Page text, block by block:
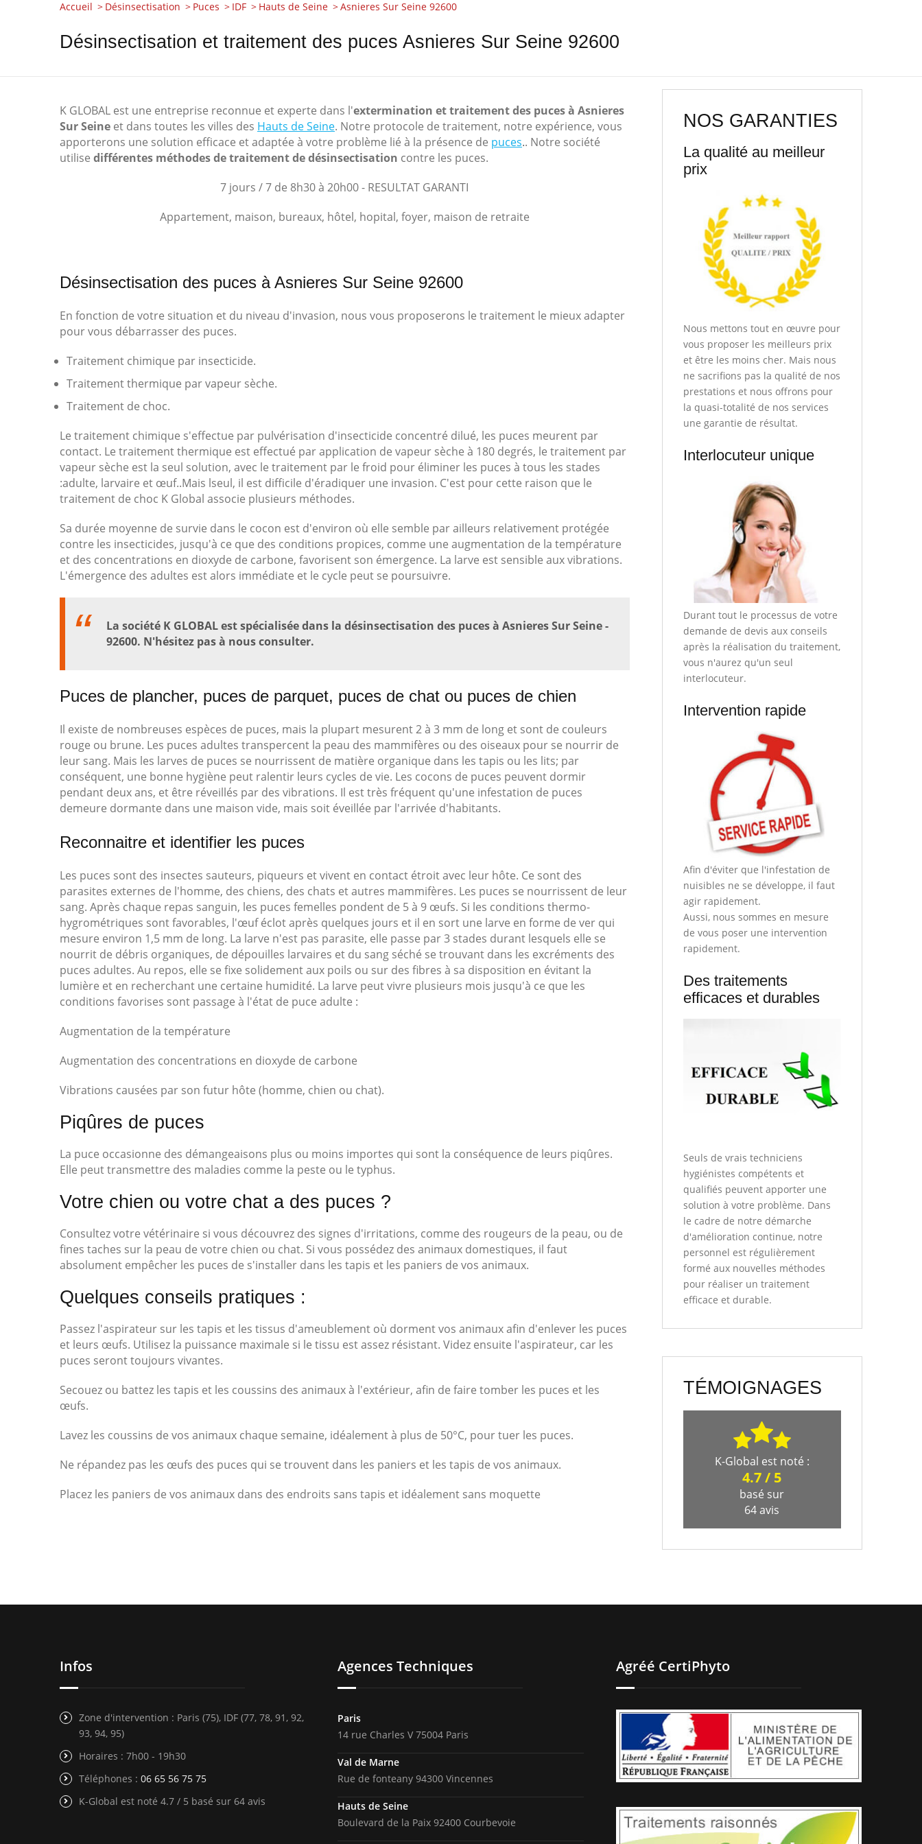
Accueil Désinsectisation Puces IDF Hauts de Seine Asnieres Sur Seine 92600
Désinsectisation et traitement des puces Asnieres Sur Seine 92600
K GLOBAL est une entreprise reconnue et experte dans l'extermination et traitement des puces à Asnieres
Sur Seine et dans toutes les villes des Hauts de Seine. Notre protocole de traitement, notre expérience, vous
apporterons une solution efficace et adaptée à votre problème lié à la présence de puces.. Notre société
utilise différentes méthodes de traitement de désinsectisation contre les puces.
7 jours / 7 de 8h30 à 20h00 - RESULTAT GARANTI
Appartement, maison, bureaux, hôtel, hopital, foyer, maison de retraite
Désinsectisation des puces à Asnieres Sur Seine 92600
En fonction de votre situation et du niveau d'invasion, nous vous proposerons le traitement le mieux adapter
pour vous débarrasser des puces.
Traitement chimique par insecticide.
Traitement thermique par vapeur sèche.
Traitement de choc.
Le traitement chimique s'effectue par pulvérisation d'insecticide concentré dilué, les puces meurent par
contact. Le traitement thermique est effectué par application de vapeur sèche à 180 degrés, le traitement par
vapeur sèche est la seul solution, avec le traitement par le froid pour éliminer les puces à tous les stades
:adulte, larvaire et œuf..Mais lseul, il est difficile d'éradiquer une invasion. C'est pour cette raison que le
traitement de choc K Global associe plusieurs méthodes.
Sa durée moyenne de survie dans le cocon est d'environ où elle semble par ailleurs relativement protégée
contre les insecticides, jusqu'à ce que des conditions propices, comme une augmentation de la température
et des concentrations en dioxyde de carbone, favorisent son émergence. La larve est sensible aux vibrations.
L'émergence des adultes est alors immédiate et le cycle peut se poursuivre.
La société K GLOBAL est spécialisée dans la désinsectisation des puces à Asnieres Sur Seine -
92600. N'hésitez pas à nous consulter.
Puces de plancher, puces de parquet, puces de chat ou puces de chien
Il existe de nombreuses espèces de puces, mais la plupart mesurent 2 à 3 mm de long et sont de couleurs
rouge ou brune. Les puces adultes transpercent la peau des mammifères ou des oiseaux pour se nourrir de
leur sang. Mais les larves de puces se nourrissent de matière organique dans les tapis ou les lits; par
conséquent, une bonne hygiène peut ralentir leurs cycles de vie. Les cocons de puces peuvent dormir
pendant deux ans, et être réveillés par des vibrations. Il est très fréquent qu'une infestation de puces
demeure dormante dans une maison vide, mais soit éveillée par l'arrivée d'habitants.
Reconnaitre et identifier les puces
Les puces sont des insectes sauteurs, piqueurs et vivent en contact étroit avec leur hôte. Ce sont des
parasites externes de l'homme, des chiens, des chats et autres mammifères. Les puces se nourrissent de leur
sang. Après chaque repas sanguin, les puces femelles pondent de 5 à 9 œufs. Si les conditions thermo-
hygrométriques sont favorables, l'œuf éclot après quelques jours et il en sort une larve en forme de ver qui
mesure environ 1,5 mm de long. La larve n'est pas parasite, elle passe par 3 stades durant lesquels elle se
nourrit de débris organiques, de dépouilles larvaires et du sang séché se trouvant dans les excréments des
puces adultes. Au repos, elle se fixe solidement aux poils ou sur des fibres à sa disposition en évitant la
lumière et en recherchant une certaine humidité. La larve peut vivre plusieurs mois jusqu'à ce que les
conditions favorises sont passage à l'état de puce adulte :
Augmentation de la température
Augmentation des concentrations en dioxyde de carbone
Vibrations causées par son futur hôte (homme, chien ou chat).
Piqûres de puces
La puce occasionne des démangeaisons plus ou moins importes qui sont la conséquence de leurs piqûres.
Elle peut transmettre des maladies comme la peste ou le typhus.
Votre chien ou votre chat a des puces ?
Consultez votre vétérinaire si vous découvrez des signes d'irritations, comme des rougeurs de la peau, ou de
fines taches sur la peau de votre chien ou chat. Si vous possédez des animaux domestiques, il faut
absolument empêcher les puces de s'installer dans les tapis et les paniers de vos animaux.
Quelques conseils pratiques :
Passez l'aspirateur sur les tapis et les tissus d'ameublement où dorment vos animaux afin d'enlever les puces
et leurs œufs. Utilisez la puissance maximale si le tissu est assez résistant. Videz ensuite l'aspirateur, car les
puces seront toujours vivantes.
Secouez ou battez les tapis et les coussins des animaux à l'extérieur, afin de faire tomber les puces et les
œufs.
Lavez les coussins de vos animaux chaque semaine, idéalement à plus de 50°C, pour tuer les puces.
Ne répandez pas les œufs des puces qui se trouvent dans les paniers et les tapis de vos animaux.
Placez les paniers de vos animaux dans des endroits sans tapis et idéalement sans moquette
NOS GARANTIES
La qualité au meilleur
prix
Nous mettons tout en œuvre pour
vous proposer les meilleurs prix
et être les moins cher. Mais nous
ne sacrifions pas la qualité de nos
prestations et nous offrons pour
la quasi-totalité de nos services
une garantie de résultat.
Interlocuteur unique
Durant tout le processus de votre
demande de devis aux conseils
après la réalisation du traitement,
vous n'aurez qu'un seul
interlocuteur.
Intervention rapide
Afin d'éviter que l'infestation de
nuisibles ne se développe, il faut
agir rapidement.
Aussi, nous sommes en mesure
de vous poser une intervention
rapidement.
Des traitements
efficaces et durables
Seuls de vrais techniciens
hygiénistes compétents et
qualifiés peuvent apporter une
solution à votre problème. Dans
le cadre de notre démarche
d'amélioration continue, notre
personnel est régulièrement
formé aux nouvelles méthodes
pour réaliser un traitement
efficace et durable.
TÉMOIGNAGES
K-Global est noté :
4.7/ 5
basé sur
64avis
Infos
Zone d'intervention : Paris (75), IDF (77, 78, 91, 92,
93, 94, 95)
Horaires : 7h00 - 19h30
Téléphones : 06 65 56 75 75
K-Global est noté 4.7 / 5 basé sur 64 avis
Agences Techniques
Paris
14 rue Charles V 75004 Paris
Val de Marne
Rue de fonteany 94300 Vincennes
Hauts de Seine
Boulevard de la Paix 92400 Courbevoie
Agréé CertiPhyto